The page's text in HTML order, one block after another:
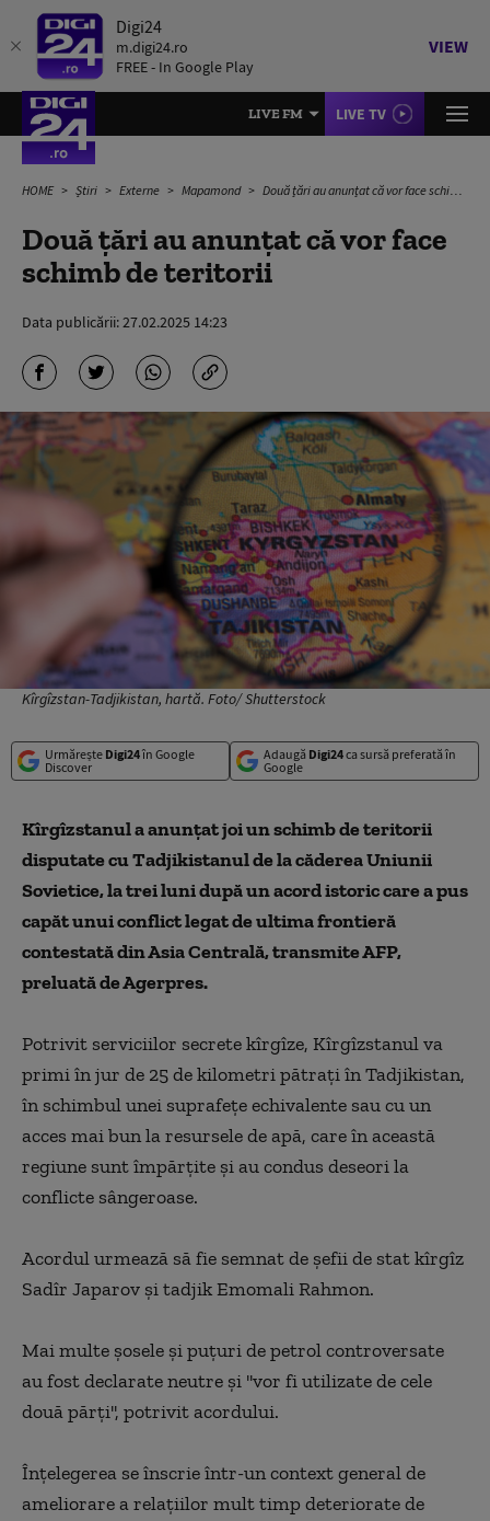
Digi24
m.digi24.ro
FREE - In Google Play
VIEW
LIVE FM LIVE TV
HOME Știri Externe Mapamond Două țări au anunțat că vor face schimb de teritorii
Două țări au anunțat că vor face
schimb de teritorii
Data publicării:27.02.2025 14:23
Kîrgîzstan-Tadjikistan, hartă. Foto/ Shutterstock
Urmărește Digi24în Google
Discover
Adaugă Digi24ca sursă preferată în
Google
Kîrgîzstanul a anunţat joi un schimb de teritorii
disputate cu Tadjikistanul de la căderea Uniunii
Sovietice, la trei luni după un acord istoric care a pus
capăt unui conflict legat de ultima frontieră
contestată din Asia Centrală, transmite AFP,
preluată de Agerpres.
Potrivit serviciilor secrete kîrgîze, Kîrgîzstanul va
primi în jur de 25 de kilometri pătraţi în Tadjikistan,
în schimbul unei suprafeţe echivalente sau cu un
acces mai bun la resursele de apă, care în această
regiune sunt împărţite şi au condus deseori la
conflicte sângeroase.
Acordul urmează să fie semnat de şefii de stat kîrgîz
Sadîr Japarov şi tadjik Emomali Rahmon.
Mai multe şosele şi puţuri de petrol controversate
au fost declarate neutre şi ''vor fi utilizate de cele
două părţi'', potrivit acordului.
Înţelegerea se înscrie într-un context general de
ameliorare a relaţiilor mult timp deteriorate de